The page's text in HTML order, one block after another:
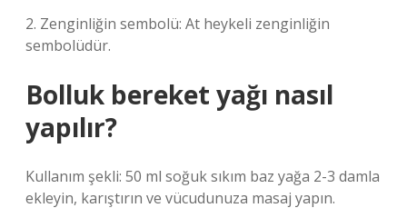
2. Zenginliğin sembolü: At heykeli zenginliğin
sembolüdür.
Bolluk bereket yağı nasıl
yapılır?
Kullanım şekli: 50 ml soğuk sıkım baz yağa 2-3 damla
ekleyin, karıştırın ve vücudunuza masaj yapın.